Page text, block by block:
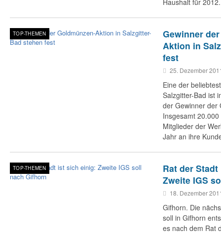
TOP-THEMEN
Gewinner
Aktion in
fest
25. Dezember
Eine der
Salzgitter-Bad ist
der Gewinner der
Insgesamt
Mitglieder der
Jahr an ihre
TOP-THEMEN
Rat der
Zweite IGS
18. Dezember
Gifhorn. Die
soll in Gifhorn
es nach dem Rat